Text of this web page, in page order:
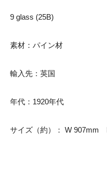
9 glass (25B)
素材：パイン材
輸入先：英国
年代：1920年代
サイズ（約）： W 907mm